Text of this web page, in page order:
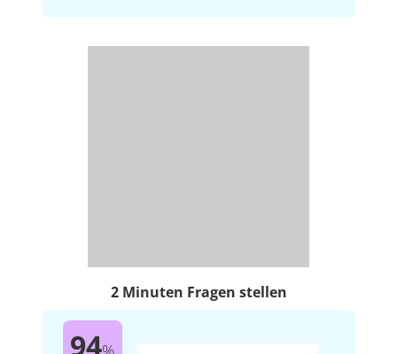
2 Minuten Fragen stellen
94